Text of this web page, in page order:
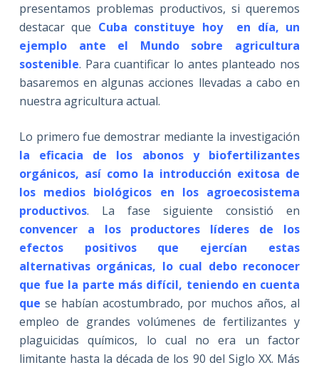
presentamos problemas productivos, si queremos
destacar que Cuba constituye hoy en día, un
ejemplo ante el Mundo sobre agricultura
sostenible. Para cuantificar lo antes planteado nos
basaremos en algunas acciones llevadas a cabo en
nuestra agricultura actual.
Lo primero fue demostrar mediante la investigación
la eficacia de los abonos y biofertilizantes
orgánicos, así como la introducción exitosa de
los medios biológicos en los agroecosistema
productivos. La fase siguiente consistió en
convencer a los productores líderes de los
efectos positivos que ejercían estas
alternativas orgánicas, lo cual debo reconocer
que fue la parte más difícil, teniendo en cuenta
que se habían acostumbrado, por muchos años, al
empleo de grandes volúmenes de fertilizantes y
plaguicidas químicos, lo cual no era un factor
limitante hasta la década de los 90 del Siglo XX. Más